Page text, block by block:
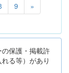
9 »
保護・掲載許
る等）があり